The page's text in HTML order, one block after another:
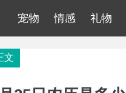
宠物 情感 礼物
文